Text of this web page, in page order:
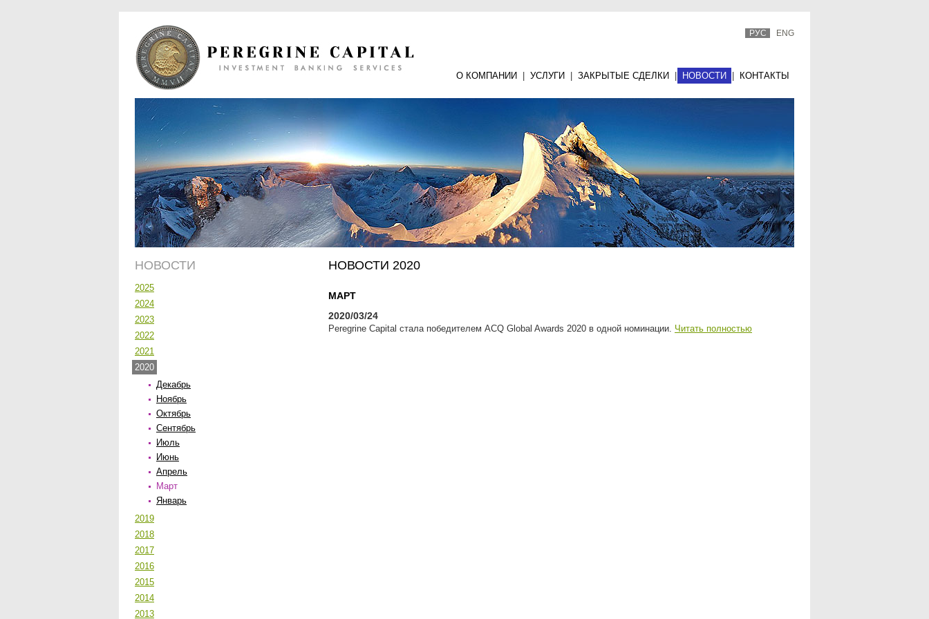
РУС ENG
О КОМПАНИИ УСЛУГИ ЗАКРЫТЫЕ СДЕЛКИ НОВОСТИ КОНТАКТЫ
НОВОСТИ
2025
2024
2023
2022
2021
2020
Декабрь
Ноябрь
Октябрь
Сентябрь
Июль
Июнь
Апрель
Март
Январь
2019
2018
2017
2016
2015
2014
2013
НОВОСТИ 2020
МАРТ
2020/03/24
Peregrine Capital стала победителем ACQ Global Awards 2020 в одной номинации. Читать полностью